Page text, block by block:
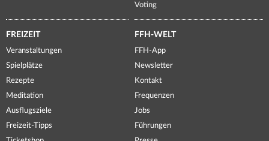
Voting
FREIZEIT
Veranstaltungen
Spielplätze
Rezepte
Meditation
Ausflugsziele
Freizeit-Tipps
FFH-WELT
FFH-App
Newsletter
Kontakt
Frequenzen
Jobs
Führungen